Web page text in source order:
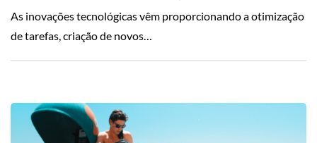
As inovações tecnológicas vêm proporcionando a otimização
de tarefas, criação de novos…